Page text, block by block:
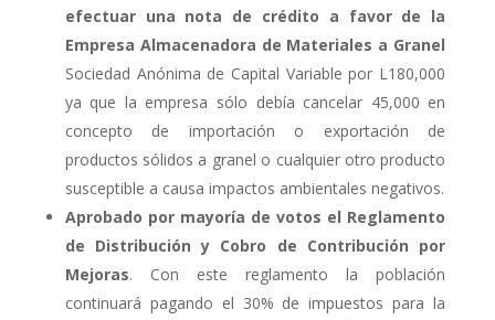
efectuar una nota de crédito a favor de la
Empresa Almacenadora de Materiales a Granel
Sociedad Anónima de Capital Variable por L180,000
ya que la empresa sólo debía cancelar 45,000 en
concepto de importación o exportación de
productos sólidos a granel o cualquier otro producto
susceptible a causa impactos ambientales negativos.
Aprobado por mayoría de votos el Reglamento
de Distribución y Cobro de Contribución por
Mejoras. Con este reglamento la población
continuará pagando el 30% de impuestos para la